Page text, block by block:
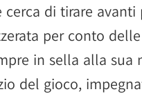
cerca di tirare
per conto
in sella alla
del gioco,